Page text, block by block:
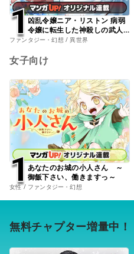
1
1凶乱令嬢ニア・リストン 病弱
令嬢に転生した神殺しの武人
の華麗なる無双録
ファンタジー・幻想 / 異世界
女子向け
1
1あなたのお城の小人さん ～
御飯下さい、働きますっ～
女性 / ファンタジー・幻想
無料チャプター増量中！